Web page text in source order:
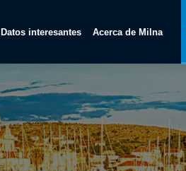
Datos interesantes Acerca de Milna